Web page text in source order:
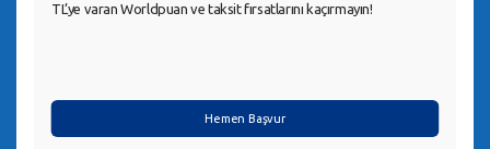
TL’ye varan Worldpuan ve taksit fırsatlarını kaçırmayın!
Hemen Başvur